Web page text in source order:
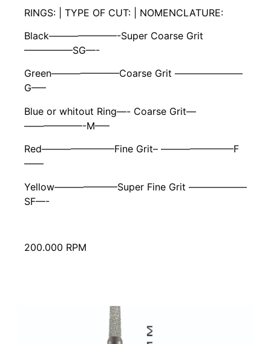
RINGS: | TYPE OF CUT: | NOMENCLATURE:
Black———————-Super Coarse Grit
—————SG—-
Green———————Coarse Grit ———————
G—–
Blue or whitout Ring—- Coarse Grit—
——————-M—–
Red———————–Fine Grit– ———————–F
——
Yellow——————–Super Fine Grit ——————
SF—-
200.000 RPM